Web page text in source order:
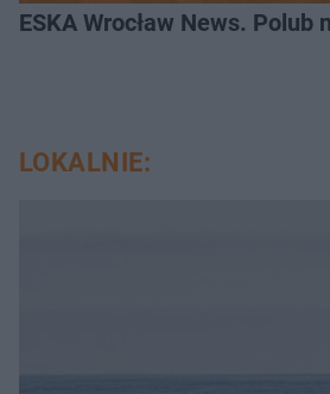
ESKA Wrocław News. Polub
LOKALNIE: